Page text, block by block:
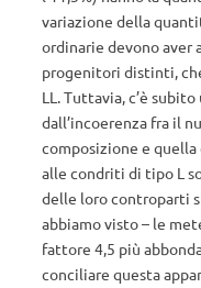
variazione della
ordinarie devono aver
progenitori distinti,
LL. Tuttavia, c’è
dall’incoerenza fra il
composizione e
alle condriti di tipo L
delle loro controparti
abbiamo visto – le
fattore 4,5 più
conciliare questa